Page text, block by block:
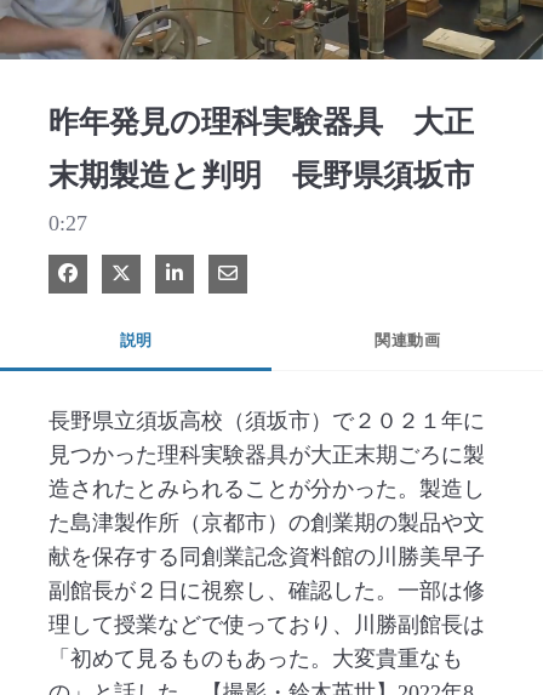
昨年発見の理科実験器具 大正
末期製造と判明 長野県須坂市
0:27
Facebook で共有
Xで共有する
LinkedIn で共有
電子メールで共有
説明 関連動画
長野県立須坂高校（須坂市）で２０２１年に
見つかった理科実験器具が大正末期ごろに製
造されたとみられることが分かった。製造し
た島津製作所（京都市）の創業期の製品や文
献を保存する同創業記念資料館の川勝美早子
副館長が２日に視察し、確認した。一部は修
理して授業などで使っており、川勝副館長は
「初めて見るものもあった。大変貴重なも